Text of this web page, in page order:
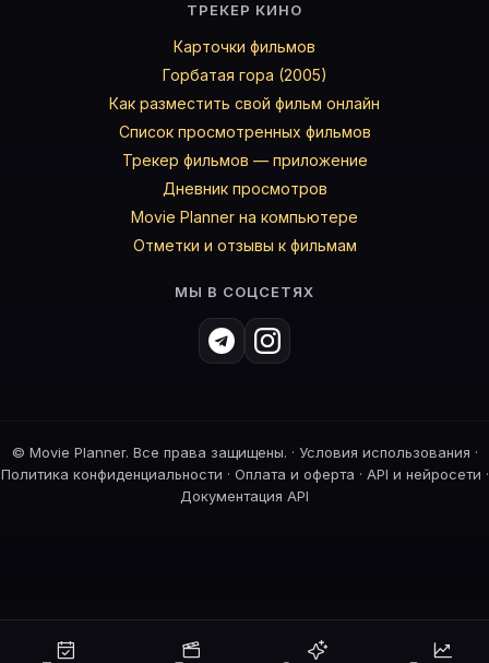
ТРЕКЕР КИНО
Карточки фильмов
Горбатая гора (2005)
Как разместить свой фильм онлайн
Список просмотренных фильмов
Трекер фильмов — приложение
Дневник просмотров
Movie Planner на компьютере
Отметки и отзывы к фильмам
МЫ В СОЦСЕТЯХ
© Movie Planner. Все права защищены. · Условия использования ·
Политика конфиденциальности · Оплата и оферта · API и нейросети ·
Документация API